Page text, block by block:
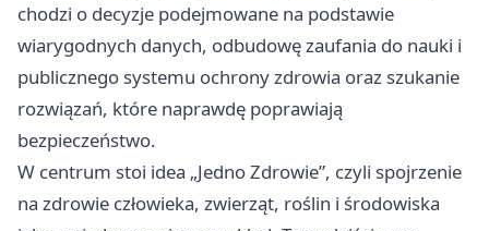
chodzi o decyzje podejmowane na podstawie
wiarygodnych danych, odbudowę zaufania do nauki i
publicznego systemu ochrony zdrowia oraz szukanie
rozwiązań, które naprawdę poprawiają
bezpieczeństwo.
W centrum stoi idea „Jedno Zdrowie”, czyli spojrzenie
na zdrowie człowieka, zwierząt, roślin i środowiska